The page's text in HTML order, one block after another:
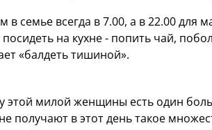
в семье всегда в 7.00, а в 22.00
на кухне - попить чай,
«балдеть тишиной».
этой милой женщины есть один
получают в этот день такое